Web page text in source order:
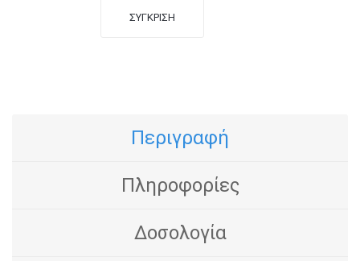
ΣΎΓΚΡΙΣΗ
Περιγραφή
Πληροφορίες
Δοσολογία